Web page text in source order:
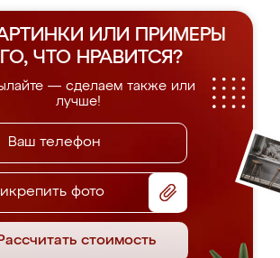
ИЛИ ПРИМЕРЫ
ЧТО НРАВИТСЯ?
— сделаем также или
лучше!
фото
стоимость